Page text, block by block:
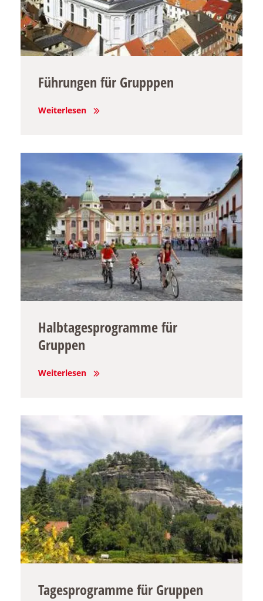
Führungen für Grupppen
Weiterlesen
Halbtagesprogramme für
Gruppen
Weiterlesen
Tagesprogramme für Gruppen